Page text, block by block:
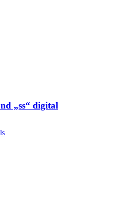
„ss“ digital